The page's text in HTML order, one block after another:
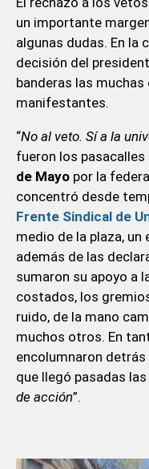
un importante
algunas dudas. En la
decisión del
banderas las
manifestantes.
“No al veto. Sí a la
fueron los
de Mayopor la
concentró desde
Frente Sindical de
medio de la plaza, un
además de las
sumaron su apoyo a
costados, los
ruido, de la mano
muchos otros. En
encolumnaron
que llegó pasadas
de acción”.